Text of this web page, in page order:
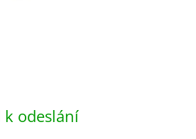
odeslání